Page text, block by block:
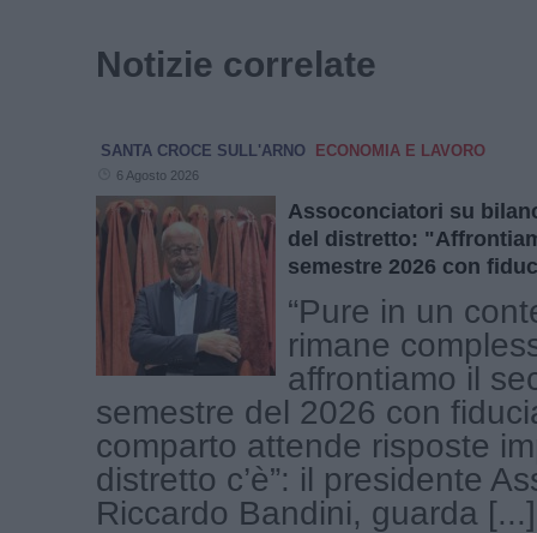
Notizie correlate
SANTA CROCE SULL'ARNO ECONOMIA E LAVORO
6 Agosto 2026
Assoconciatori su
del distretto:
semestre 2026 con
“Pure in un
rimane
affrontiamo il
semestre del 2026 con
comparto attende risposte
distretto c’è”: il presidente
Riccardo Bandini, guarda [...]